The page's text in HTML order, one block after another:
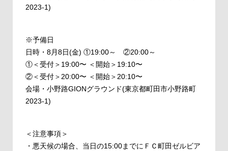
2023-1)
※予備日
日時・8月8日(金) ①19:00～ ②20:00～
①＜受付＞19:00〜 ＜開始＞19:10〜
②＜受付＞20:00〜 ＜開始＞20:10〜
会場・小野路GIONグラウンド(東京都町田市小野路町
2023-1)
＜注意事項＞
・悪天候の場合、当日の15:00までにＦＣ町田ゼルビア